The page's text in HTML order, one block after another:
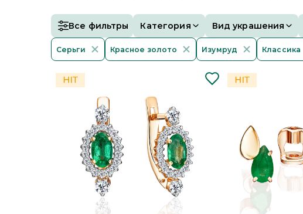
Все фильтры Категория Вид украшения
Серьги Красное золото Изумруд Классика